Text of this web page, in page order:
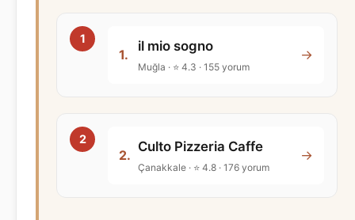
1.
il mio sogno
Muğla · ⭐ 4.3 · 155 yorum
→
2.
Culto Pizzeria Caffe
Çanakkale · ⭐ 4.8 · 176 yorum
→